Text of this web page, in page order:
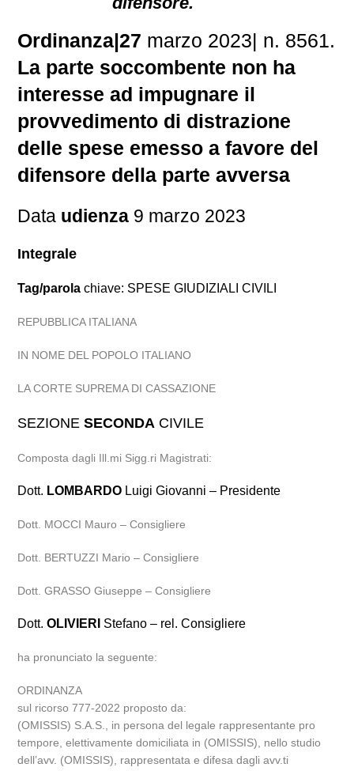
Ordinanza|27 marzo 2023| n. 8561.
La parte soccombente non ha
interesse ad impugnare il
provvedimento di distrazione
delle spese emesso a favore del
difensore della parte avversa
Data udienza 9 marzo 2023
Integrale
Tag/parola chiave: SPESE GIUDIZIALI CIVILI
REPUBBLICA ITALIANA
IN NOME DEL POPOLO ITALIANO
LA CORTE SUPREMA DI CASSAZIONE
SEZIONESECONDA CIVILE
Composta dagli Ill.mi Sigg.ri Magistrati:
Dott. LOMBARDO Luigi Giovanni – Presidente
Dott. MOCCI Mauro – Consigliere
Dott. BERTUZZI Mario – Consigliere
Dott. GRASSO Giuseppe – Consigliere
Dott.OLIVIERI Stefano – rel. Consigliere
ha pronunciato la seguente:
ORDINANZA
sul ricorso 777-2022 proposto da:
(OMISSIS) S.A.S., in persona del legale rappresentante pro
tempore, elettivamente domiciliata in (OMISSIS), nello studio
dell’avv. (OMISSIS), rappresentata e difesa dagli avv.ti